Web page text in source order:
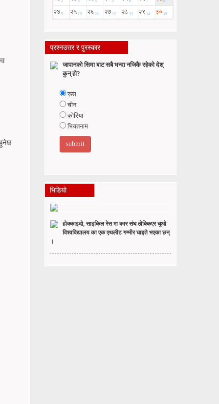
प्रश्नउत्तर र पुरस्कार
जापानको सिमा बाट सबै भन्दा नजिकै रहेको देश्
कुन् हो?
रूस
चीन
कोरिया
भियतनाम
भिडियो
होक्काइदो, साइकिल रेस मा कार संघ ठोक्किएर चुओ
विश्वविद्यालय का एक एथलीट गम्भीर घाइते भएका छन्
।